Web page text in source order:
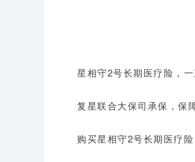
星相守2号长期医疗险，
复星联合大保司承保，保
购买星相守2号长期医疗